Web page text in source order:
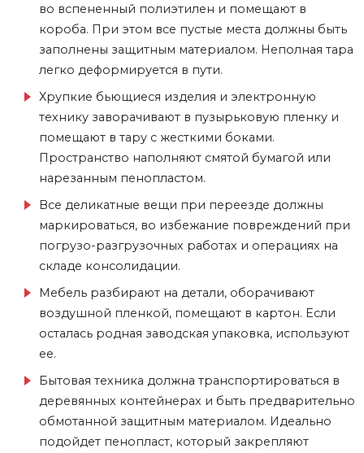
во вспененный полиэтилен и помещают в
короба. При этом все пустые места должны быть
заполнены защитным материалом. Неполная тара
легко деформируется в пути.
Хрупкие бьющиеся изделия и электронную
технику заворачивают в пузырьковую пленку и
помещают в тару с жесткими боками.
Пространство наполняют смятой бумагой или
нарезанным пенопластом.
Все деликатные вещи при переезде должны
маркироваться, во избежание повреждений при
погрузо-разгрузочных работах и операциях на
складе консолидации.
Мебель разбирают на детали, оборачивают
воздушной пленкой, помещают в картон. Если
осталась родная заводская упаковка, используют
ее.
Бытовая техника должна транспортироваться в
деревянных контейнерах и быть предварительно
обмотанной защитным материалом. Идеально
подойдет пенопласт, который закрепляют